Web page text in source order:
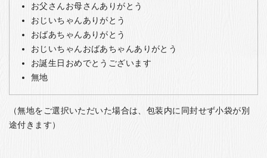
お父さんお母さんありがとう
おじいちゃんありがとう
おばあちゃんありがとう
おじいちゃんおばあちゃんありがとう
お誕生日おめでとうございます
無地
（無地をご選択いただいた場合は、包装内に同封せず小袋が別
途付きます）